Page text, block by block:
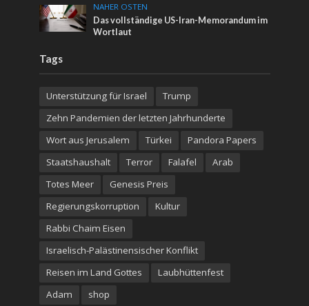
NAHER OSTEN
Das vollständige US-Iran-Memorandum im
Wortlaut
Tags
Unterstützung für Israel
Trump
Zehn Pandemien der letzten Jahrhunderte
Wort aus Jerusalem
Türkei
Pandora Papers
Staatshaushalt
Terror Falafel
Arab
Totes Meer
Genesis Preis
Regierungskorruption
Kultur
Rabbi Chaim Eisen
Israelisch-Palästinensischer Konflikt
Reisen im Land Gottes
Laubhüttenfest
Adam
shop